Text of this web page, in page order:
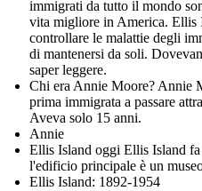
immigrati da tutto il mondo
vita migliore in America. Ellis
controllare le malattie degli
di mantenersi da soli.
saper leggere.
Chi era Annie Moore? Annie
prima immigrata a passare
Aveva solo 15 anni.
Annie
Ellis Island oggi Ellis Island
l'edificio principale è un
Ellis Island: 1892-1954